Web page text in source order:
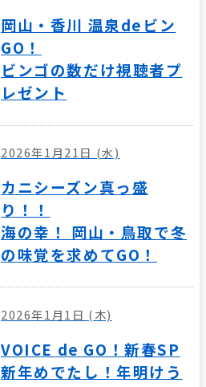
岡山・香川 温泉deビン
GO！
ビンゴの数だけ視聴者プ
レゼント
2026年1月21日 (水)
カニシーズン真っ盛
り！！
海の幸！ 岡山・鳥取で冬
の味覚を求めてGO！
2026年1月1日 (木)
VOICE de GO！新春SP
新年めでたし！年明けう